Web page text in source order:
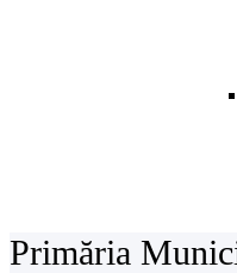
Primăria